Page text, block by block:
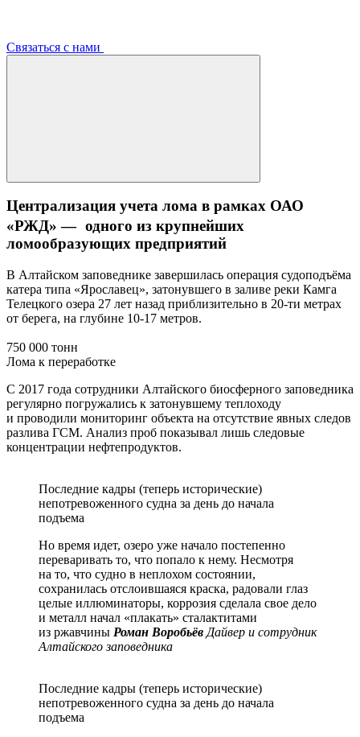
Связаться с нами
Централизация учета лома в рамках ОАО
«РЖД» — одного из крупнейших
ломообразующих предприятий
В Алтайском заповеднике завершилась операция судоподъёма
катера типа «Ярославец», затонувшего в заливе реки Камга
Телецкого озера 27 лет назад приблизительно в 20-ти метрах
от берега, на глубине 10-17 метров.
750 000 тонн
Лома к переработке
С 2017 года сотрудники Алтайского биосферного заповедника
регулярно погружались к затонувшему теплоходу
и проводили мониторинг объекта на отсутствие явных следов
разлива ГСМ. Анализ проб показывал лишь следовые
концентрации нефтепродуктов.
Последние кадры (теперь исторические)
непотревоженного судна за день до начала
подъема
Но время идет, озеро уже начало постепенно
переваривать то, что попало к нему. Несмотря
на то, что судно в неплохом состоянии,
сохранилась отслоившаяся краска, радовали глаз
целые иллюминаторы, коррозия сделала свое дело
и металл начал «плакать» сталактитами
из ржавчины Роман Воробьёв Дайвер и сотрудник
Алтайского заповедника
Последние кадры (теперь исторические)
непотревоженного судна за день до начала
подъема